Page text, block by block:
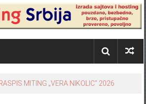
KRUŠEVAC
MITING „VERA NIKOLIC“ 2026